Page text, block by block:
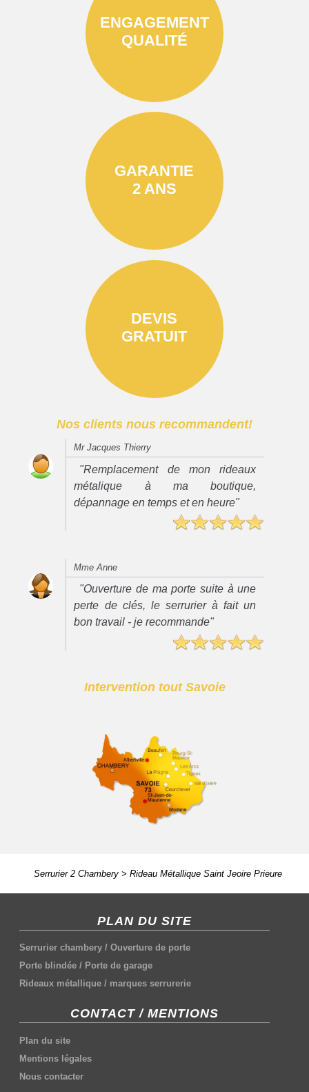
ENGAGEMENT
QUALITÉ
GARANTIE
2 ANS
DEVIS
GRATUIT
Nos clients nous recommandent!
Mr Jacques Thierry
"Remplacement de mon rideaux
métalique à ma boutique,
dépannage en temps et en heure"
Mme Anne
"Ouverture de ma porte suite à une
perte de clés, le serrurier à fait un
bon travail - je recommande"
Intervention tout Savoie
Serrurier 2 Chambery> Rideau Métallique Saint Jeoire Prieure
PLAN DU SITE
Serrurier chambery /Ouverture de porte
Porte blindée / Porte de garage
Rideaux métallique / marques serrurerie
CONTACT / MENTIONS
Plan du site
Mentions légales
Nous contacter